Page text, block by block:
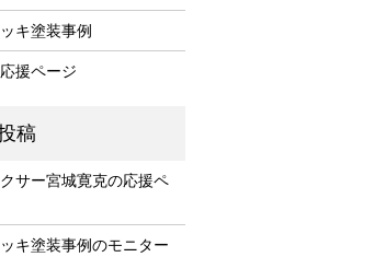
キ塗装事例
援ページ
サー宮城寛克の応援ペ
キ塗装事例のモニター